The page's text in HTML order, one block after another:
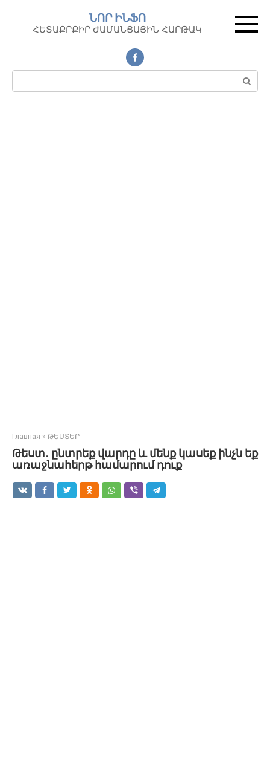
контенту
ՆՈՐ ԻՆՖՈ
ՀԵՏԱՔՐՔԻՐ ԺԱՄԱՆՑԱՅԻՆ ՀԱՐԹԱԿ
Поиск:
Главная » ԹԵՍՏԵՐ
Թեստ․ ընտրեք վարդը և մենք կասեք ինչն եք
առաջնահերթ համարում դուք